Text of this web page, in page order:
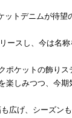
トデニムが待望
ースし、今は名
ポケットの飾りス
楽しみつつ、今期
広げ、シーズン